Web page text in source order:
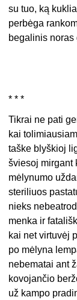
su tuo, ką
perbėga
begalinis noras
* * *
Tikrai ne pati
kai
taške blyškioj
šviesoj mirgant
mėlynumo
steriliuos
nieks
menka ir
kai net virtuvėj
po mėlyna
nebematai ant
kovojančio
už kampo